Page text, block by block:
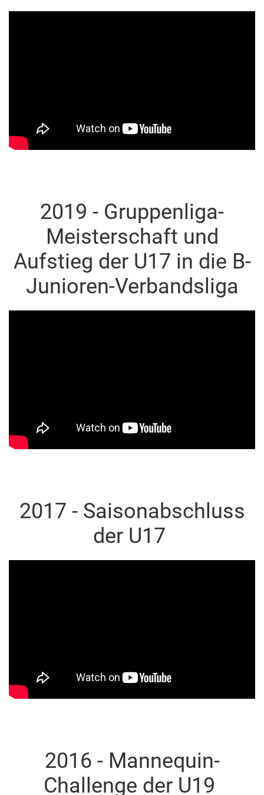
2019 - Gruppenliga-
Meisterschaft und
Aufstieg der U17 in die B-
Junioren-Verbandsliga
2017 - Saisonabschluss
der U17
2016 - Mannequin-
Challenge der U19